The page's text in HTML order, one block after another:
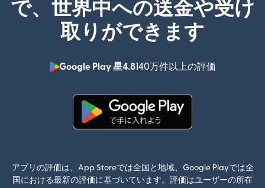
で、世界中への送金や受け
取りができます
Google Play 星4.8140万件以上の評価
（別ウィン
アプリの評価は、App Storeでは全国と地域、Google Playでは全
国における最新の評価に基づいています。評価はユーザーの所在